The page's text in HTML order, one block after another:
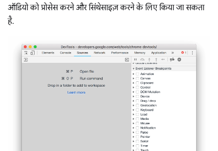
ऑडियो को प्रोसेस करने और सिंथेसाइज़ करने के लिए किया जा सकता
है.